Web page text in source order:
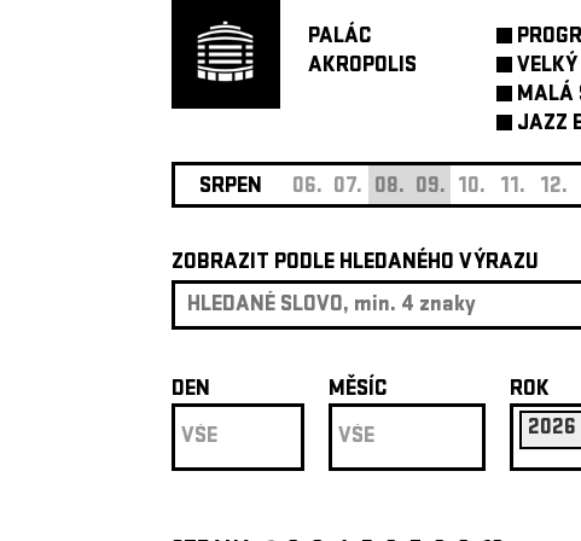
PALÁC
AKROPOLIS
MALÁ
JAZZ
SRPEN 06. 07. 08. 09. 10. 11. 12.
ZOBRAZIT PODLE HLEDANÉHO VÝRAZU
DEN MĚSÍC
ROK
2026